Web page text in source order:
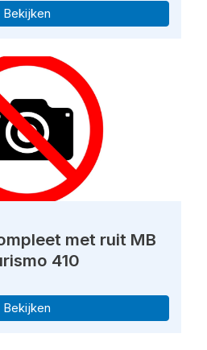
Bekijken
met ruit MB
410
Bekijken